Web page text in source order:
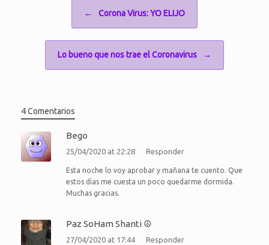
n
p
p
r
← Corona Virus: YO ELIJO
Lo bueno que nos trae el Coronavirus →
4 Comentarios
Bego
25/04/2020 at 22:28 Responder
Esta noche lo voy aprobar y mañana te cuento. Que
estos días me cuesta un poco quedarme dormida.
Muchas gracias.
Paz SoHam Shanti ☮
27/04/2020 at 17:44 Responder